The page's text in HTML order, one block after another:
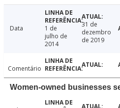
Data
1 de
julho de
2014
31 de
dezembro
de 2019
Comentário
Women-owned businesses